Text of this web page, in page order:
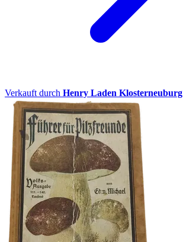
Verkauft durch Henry Laden Klosterneuburg